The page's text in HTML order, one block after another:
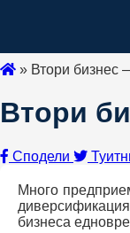
» Втори бизнес
Втори
Сподели
Много
бизнеса